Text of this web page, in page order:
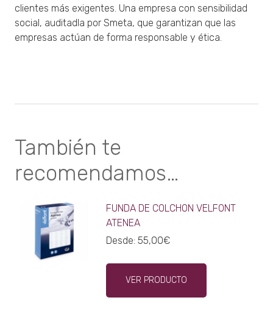
clientes más exigentes. Una empresa con sensibilidad
social, auditadla por Smeta, que garantizan que las
empresas actúan de forma responsable y ética.
También te
recomendamos…
FUNDA DE COLCHON VELFONT
ATENEA
Desde: 55,00€
VER PRODUCTO
Este
tiene